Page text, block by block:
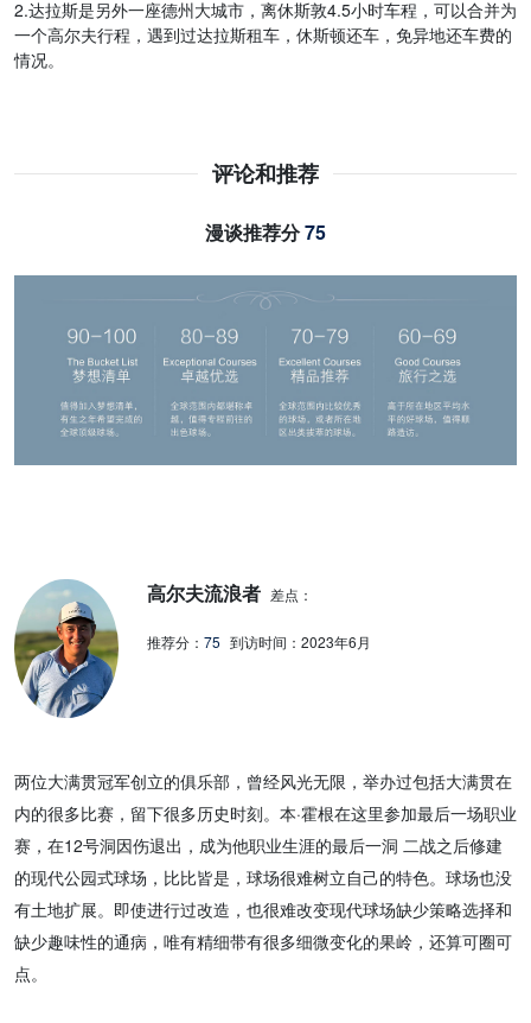
2.达拉斯是另外一座德州大城市，离休斯敦4.5小时车程，可以合并为
一个高尔夫行程，遇到过达拉斯租车，休斯顿还车，免异地还车费的
情况。
评论和推荐
漫谈推荐分75
两位大满贯冠军创立的俱乐部，曾经风光无限，举办过包括大满贯在
内的很多比赛，留下很多历史时刻。本·霍根在这里参加最后一场职业
赛，在12号洞因伤退出，成为他职业生涯的最后一洞 二战之后修建
的现代公园式球场，比比皆是，球场很难树立自己的特色。球场也没
有土地扩展。即使进行过改造，也很难改变现代球场缺少策略选择和
缺少趣味性的通病，唯有精细带有很多细微变化的果岭，还算可圈可
点。
高尔夫流浪者 差点：
推荐分： 75 到访时间： 2023年6月